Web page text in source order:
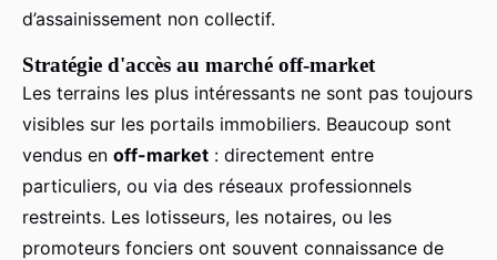
d’assainissement non collectif.
Stratégie d'accès au marché off-market
Les terrains les plus intéressants ne sont pas toujours
visibles sur les portails immobiliers. Beaucoup sont
vendus en off-market : directement entre
particuliers, ou via des réseaux professionnels
restreints. Les lotisseurs, les notaires, ou les
promoteurs fonciers ont souvent connaissance de